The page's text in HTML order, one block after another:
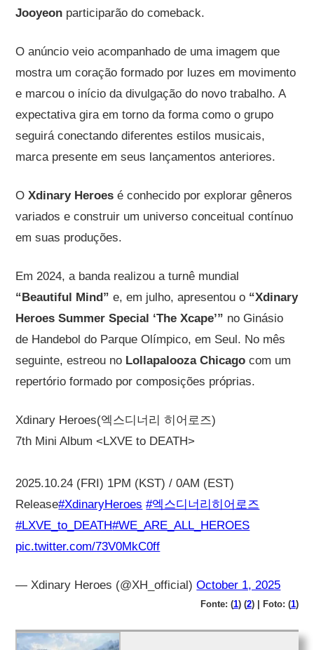
Jooyeon participarão do comeback.
O anúncio veio acompanhado de uma imagem que
mostra um coração formado por luzes em movimento
e marcou o início da divulgação do novo trabalho. A
expectativa gira em torno da forma como o grupo
seguirá conectando diferentes estilos musicais,
marca presente em seus lançamentos anteriores.
OXdinary Heroes é conhecido por explorar gêneros
variados e construir um universo conceitual contínuo
em suas produções.
Em 2024, a banda realizou a turnê mundial
“Beautiful Mind” e, em julho, apresentou o “Xdinary
Heroes Summer Special ‘The Xcape’” no Ginásio
de Handebol do Parque Olímpico, em Seul. No mês
seguinte, estreou no Lollapalooza Chicago com um
repertório formado por composições próprias.
Xdinary Heroes(엑스디너리 히어로즈)
7th Mini Album <LXVE to DEATH>
2025.10.24 (FRI) 1PM (KST) / 0AM (EST)
Release#XdinaryHeroes #엑스디너리히어로즈
#LXVE_to_DEATH#WE_ARE_ALL_HEROES
pic.twitter.com/73V0MkC0ff
— Xdinary Heroes (@XH_official)October 1, 2025
Fonte: (1) (2) | Foto: (1)